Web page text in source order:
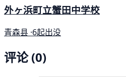
外ヶ浜町立蟹田中学校
青森县 ·6起出没
评论 (0)